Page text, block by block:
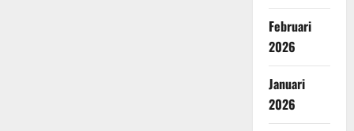
Februari
2026
Januari
2026